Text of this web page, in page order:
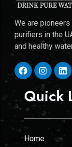
We are
purifiers in the
and healthy
Quick
Home